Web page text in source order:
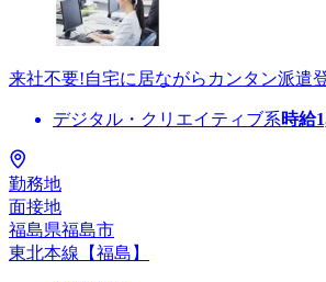
来社不要!自宅に居ながらカンタン派遣
デジタル・クリエイティブ系時給
勤務地
面接地
福島県福島市
東北本線【福島】